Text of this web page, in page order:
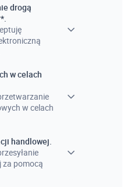
drogą
w celach
w celach
handlowej.
za pomocą